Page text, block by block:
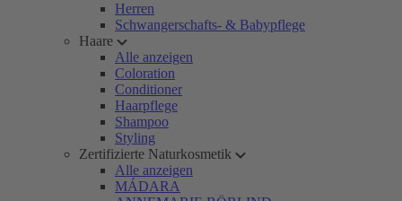
Herren
Schwangerschafts- & Babypflege
Haare
Alle anzeigen
Coloration
Conditioner
Haarpflege
Shampoo
Styling
Zertifizierte Naturkosmetik
Alle anzeigen
MÁDARA